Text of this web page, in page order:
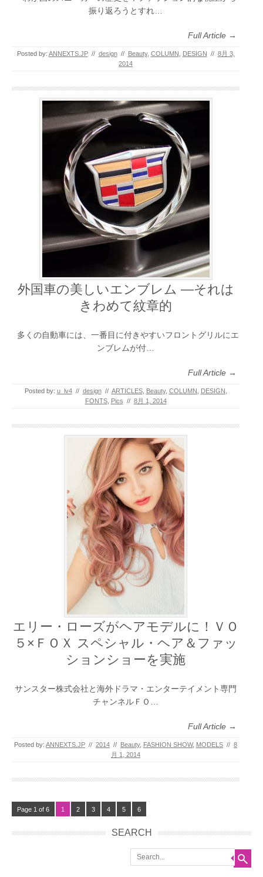
振り返ろうとすれ…
Full Article →
Posted by: ANNEXTS.JP // design // Beauty, COLUMN DESIGN // 8月 3,
2014
外国車の美しいエンブレム ―それは
きわめて紋章的
多くの自動車には、一番目に付きやすいフロントグリルにエ
ンブレムが付…
Full Article →
Posted by: u_lv4 // design // ARTICLES, Beauty, COLUMN DESIGN
FONTS, Pics // 8月 1, 2014
エリー・ローズがヘアモデルに！ＶＯ
５×ＦＯＸ スペシャル・ヘア＆ファッ
ションショーを実施
サンスター株式会社と海外ドラマ・エンターテイメント専門
チャンネルＦＯ…
Full Article →
Posted by: ANNEXTS.JP // 2014 // Beauty, FASHION SHOW, MODELS // 8
月 1, 2014
Page 1 of 6 1 2 3 4 5 6
SEARCH
Search